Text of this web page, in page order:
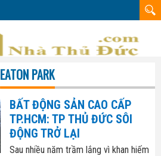
EATON PARK
BẤT ĐỘNG SẢN CAO CẤP
TP.HCM: TP THỦ ĐỨC SÔI
ĐỘNG TRỞ LẠI
Sau nhiều năm trầm lắng vì khan hiếm